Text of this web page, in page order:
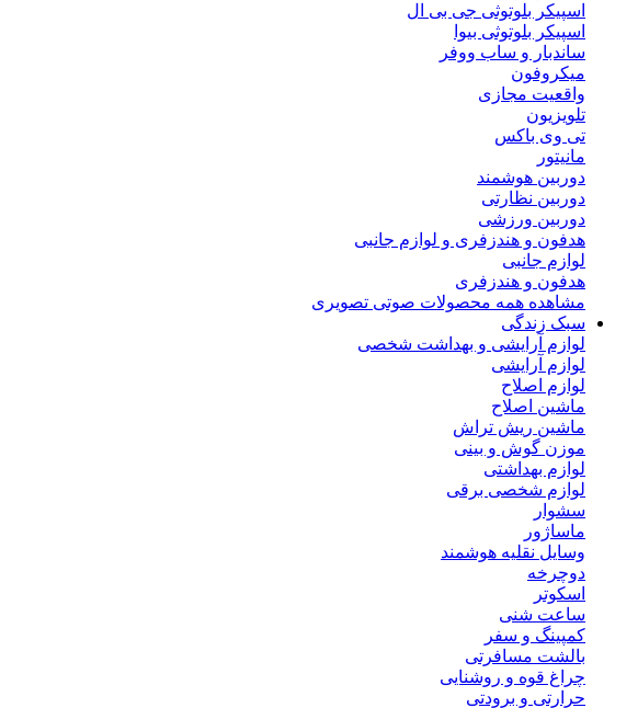
اسپیکر بلوتوثی جی بی ال
اسپیکر بلوتوثی بیوا
ساندبار و ساب ووفر
میکروفون
واقعیت مجازی
تلویزیون
تی وی باکس
مانیتور
دوربین هوشمند
دوربین نظارتی
دوربین ورزشی
هدفون و هندزفری و لوازم جانبی
لوازم جانبی
هدفون و هندزفری
مشاهده همه محصولات صوتی تصویری
سبک زندگی
لوازم آرایشی و بهداشت شخصی
لوازم آرایشی
لوازم اصلاح
ماشین اصلاح
ماشین ریش تراش
موزن گوش و بینی
لوازم بهداشتی
لوازم شخصی برقی
سشوار
ماساژور
وسایل نقلیه هوشمند
دوچرخه
اسکوتر
ساعت شنی
کمپینگ و سفر
بالشت مسافرتی
چراغ قوه و روشنایی
حرارتی و برودتی